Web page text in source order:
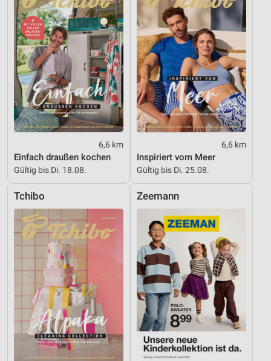
6,6 km
Einfach draußen kochen
Gültig bis Di. 18.08.
6,6 km
Inspiriert vom Meer
Gültig bis Di. 25.08.
Tchibo Zeemann